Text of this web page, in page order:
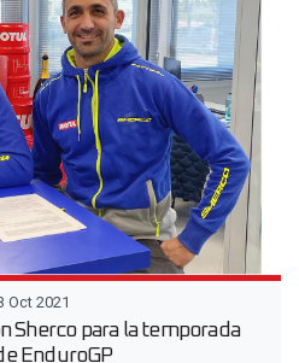
Oct 2021
Sherco para la temporada
EnduroGP